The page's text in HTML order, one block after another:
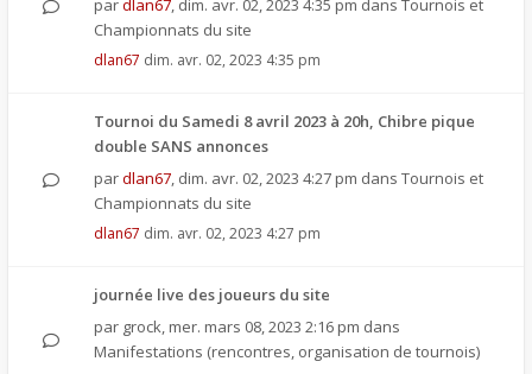
pardlan67, dim. avr. 02, 2023 4:35 pm dans Tournois et
Championnats du site
dlan67 dim. avr. 02, 2023 4:35 pm
Tournoi du Samedi 8 avril 2023 à 20h, Chibre pique
double SANS annonces
pardlan67, dim. avr. 02, 2023 4:27 pm dans Tournois et
Championnats du site
dlan67 dim. avr. 02, 2023 4:27 pm
journée live des joueurs du site
par grock, mer. mars 08, 2023 2:16 pm dans
Manifestations (rencontres, organisation de tournois)